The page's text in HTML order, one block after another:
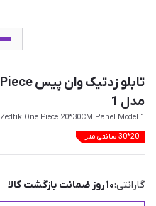
مدل 1
Zedtik One Piece 20*30CM Panel Model 1
20*30 سانتی متر
گارانتی:۱۰ روز ضمانت بازگشت کالا